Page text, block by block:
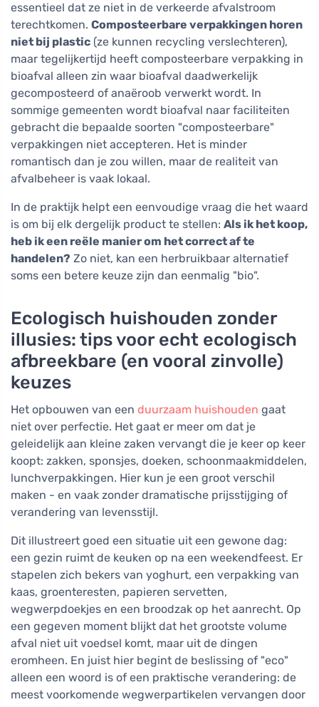
essentieel dat ze niet in de verkeerde afvalstroom
terechtkomen. Composteerbare verpakkingen horen
niet bij plastic (ze kunnen recycling verslechteren),
maar tegelijkertijd heeft composteerbare verpakking in
bioafval alleen zin waar bioafval daadwerkelijk
gecomposteerd of anaëroob verwerkt wordt. In
sommige gemeenten wordt bioafval naar faciliteiten
gebracht die bepaalde soorten "composteerbare"
verpakkingen niet accepteren. Het is minder
romantisch dan je zou willen, maar de realiteit van
afvalbeheer is vaak lokaal.
In de praktijk helpt een eenvoudige vraag die het waard
is om bij elk dergelijk product te stellen: Als ik het koop,
heb ik een reële manier om het correct af te
handelen? Zo niet, kan een herbruikbaar alternatief
soms een betere keuze zijn dan eenmalig "bio".
Ecologisch huishouden zonder
illusies: tips voor echt ecologisch
afbreekbare (en vooral zinvolle)
keuzes
Het opbouwen van een duurzaam huishouden gaat
niet over perfectie. Het gaat er meer om dat je
geleidelijk aan kleine zaken vervangt die je keer op keer
koopt: zakken, sponsjes, doeken, schoonmaakmiddelen,
lunchverpakkingen. Hier kun je een groot verschil
maken - en vaak zonder dramatische prijsstijging of
verandering van levensstijl.
Dit illustreert goed een situatie uit een gewone dag:
een gezin ruimt de keuken op na een weekendfeest. Er
stapelen zich bekers van yoghurt, een verpakking van
kaas, groenteresten, papieren servetten,
wegwerpdoekjes en een broodzak op het aanrecht. Op
een gegeven moment blijkt dat het grootste volume
afval niet uit voedsel komt, maar uit de dingen
eromheen. En juist hier begint de beslissing of "eco"
alleen een woord is of een praktische verandering: de
meest voorkomende wegwerpartikelen vervangen door